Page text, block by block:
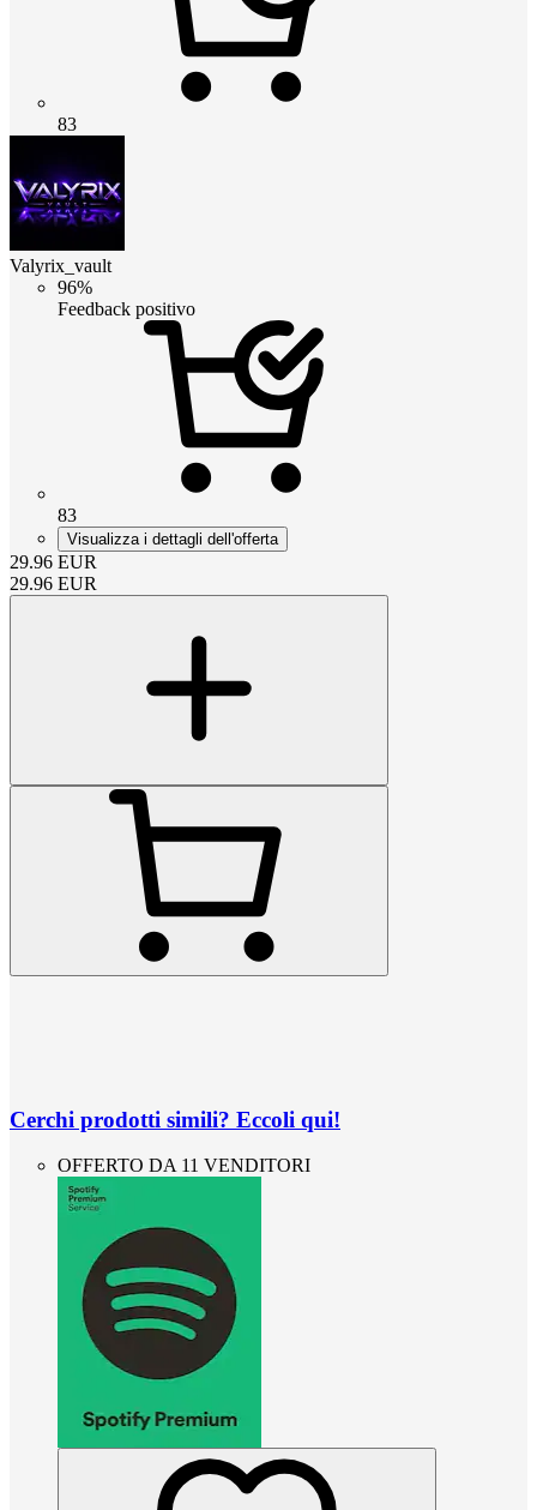
83
Valyrix_vault
96%
Feedback positivo
83
Visualizza i dettagli dell'offerta
29.96 EUR
29.96 EUR
Cerchi prodotti simili? Eccoli qui!
OFFERTO DA 11 VENDITORI